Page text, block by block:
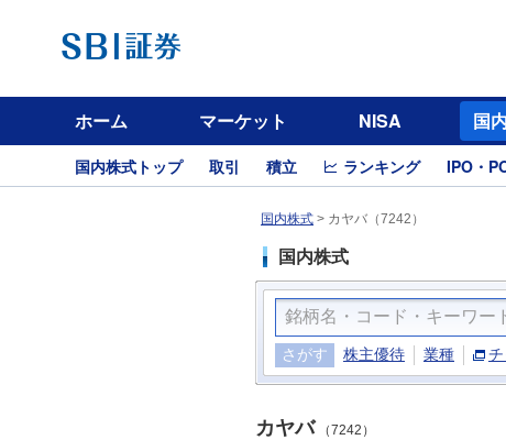
ホーム マーケット NISA 国
国内株式トップ 取引 積立 ランキング IPO・
国内株式 > カヤバ（7242）
国内株式
さがす 株主優待 業種
カヤバ （7242）